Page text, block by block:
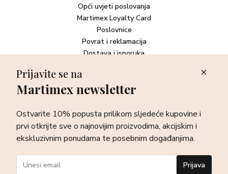
Opći uvjeti poslovanja
Martimex Loyalty Card
Poslovnice
Povrat i reklamacija
Dostava i isporuka
Newsletter
sve o najnovijim proizvodima, akcijskim i ekskluzivnim
ponudama te posebnim događanjima.
Prijava
Prijavite se na
Martimex newsletter
Ostvarite 10% popusta prilikom sljedeće kupovine i
prvi otkrijte sve o najnovijim proizvodima, akcijskim i
ekskluzivnim ponudama te posebnim događanjima.
Prijava